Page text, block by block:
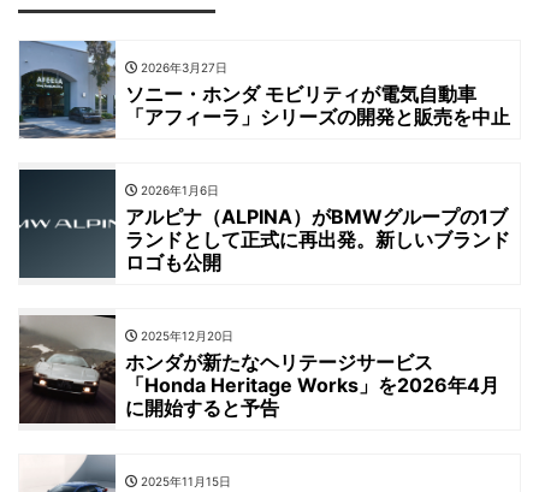
2026年3月27日
ソニー・ホンダ モビリティが電気自動車
「アフィーラ」シリーズの開発と販売を中止
2026年1月6日
アルピナ（ALPINA）がBMWグループの1ブ
ランドとして正式に再出発。新しいブランド
ロゴも公開
2025年12月20日
ホンダが新たなヘリテージサービス
「Honda Heritage Works」を2026年4月
に開始すると予告
2025年11月15日